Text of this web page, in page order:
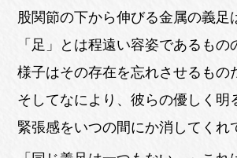
股関節の下から伸びる金属の義足
「足」とは程遠い容姿であるもの
様子はその存在を忘れさせるもの
そしてなにより、彼らの優しく明
緊張感をいつの間にか消してくれ